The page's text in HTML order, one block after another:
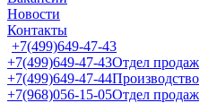
Новости
Контакты
+7(499)649-47-43
+7(499)649-47-43Отдел продаж
+7(499)649-47-44Производство
+7(968)056-15-05Отдел продаж